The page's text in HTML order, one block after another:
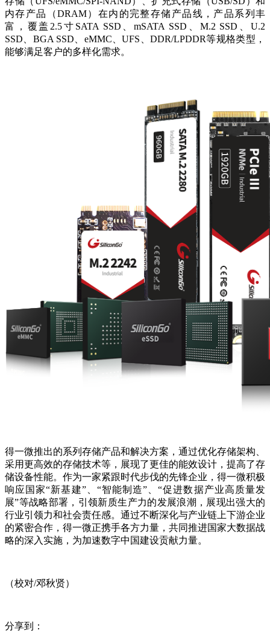
内存产品（DRAM）在内的完整存储产品线，产品系列丰
富，覆盖2.5寸SATA SSD、mSATA SSD、M.2 SSD、U.2
SSD、BGA SSD、eMMC、UFS、DDR/LPDDR等规格类型，
能够满足客户的多样化需求。
得一微推出的系列存储产品和解决方案，通过优化存储架构、
采用更高效的存储技术等，展现了更佳的能效设计，提高了存
储设备性能。作为一家紧跟时代步伐的先锋企业，得一微积极
响应国家“新基建”、“智能制造”、“促进数据产业高质量发
展”等战略部署，引领新质生产力的发展浪潮，展现出强大的
行业引领力和社会责任感。通过不断深化与产业链上下游企业
的紧密合作，得一微正携手各方力量，共同推进国家大数据战
略的深入实施，为加速数字中国建设贡献力量。
（校对/邓秋贤）
分享到：